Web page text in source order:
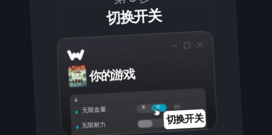
切换开关
你的游戏
开
关
无限血量
无限耐力
切换开关